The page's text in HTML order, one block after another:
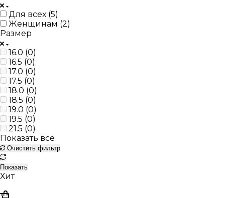
Для всех (5)
Женщинам (2)
Размер
16.0 (0)
16.5 (0)
17.0 (0)
17.5 (0)
18.0 (0)
18.5 (0)
19.0 (0)
19.5 (0)
21.5 (0)
Показать все
Очистить фильтр
Показать
Хит